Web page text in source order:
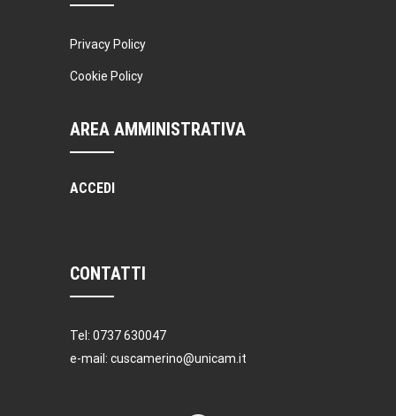
Privacy Policy
Cookie Policy
AREA AMMINISTRATIVA
ACCEDI
CONTATTI
Tel: 0737 630047
e-mail: cuscamerino@unicam.it